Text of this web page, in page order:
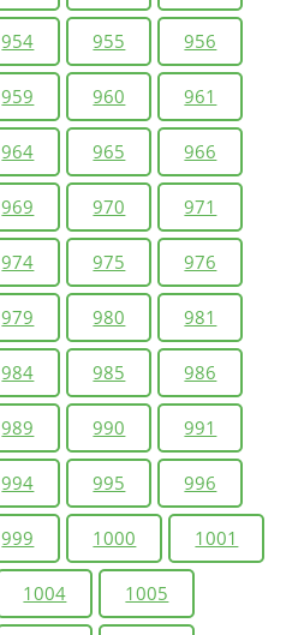
954 955 956
959 960 961
964 965 966
969 970 971
974 975 976
979 980 981
984 985 986
989 990 991
994 995 996
999 1000 1001
1004 1005